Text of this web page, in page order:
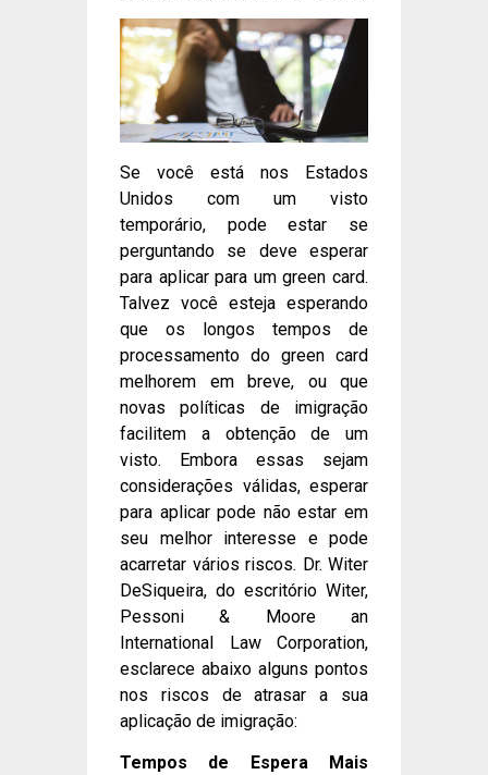
Se você está nos Estados
Unidos com um visto
temporário, pode estar se
perguntando se deve esperar
para aplicar para um green card.
Talvez você esteja esperando
que os longos tempos de
processamento do green card
melhorem em breve, ou que
novas políticas de imigração
facilitem a obtenção de um
visto. Embora essas sejam
considerações válidas, esperar
para aplicar pode não estar em
seu melhor interesse e pode
acarretar vários riscos. Dr. Witer
DeSiqueira, do escritório Witer,
Pessoni & Moore an
International Law Corporation,
esclarece abaixo alguns pontos
nos riscos de atrasar a sua
aplicação de imigração:
Tempos de Espera Mais